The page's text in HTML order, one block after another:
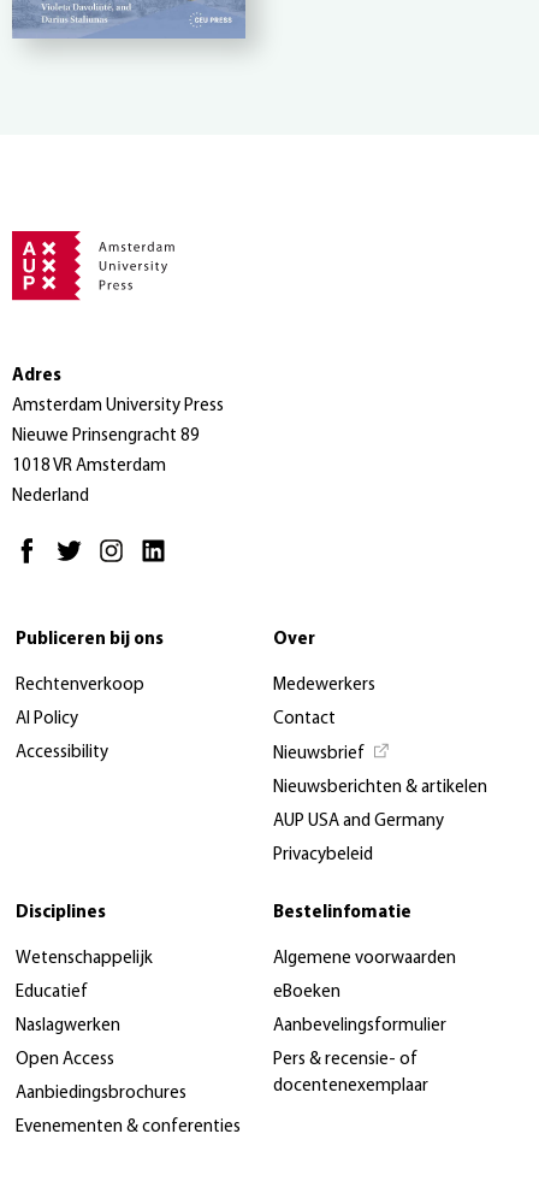
Adres
Amsterdam University Press
Nieuwe Prinsengracht 89
1018 VR Amsterdam
Nederland
Publiceren bij ons
Rechtenverkoop
AI Policy
Accessibility
Over
Medewerkers
Contact
Nieuwsbrief
Nieuwsberichten & artikelen
AUP USA and Germany
Privacybeleid
Disciplines
Wetenschappelijk
Educatief
Naslagwerken
Open Access
Aanbiedingsbrochures
Evenementen & conferenties
Bestelinfomatie
Algemene voorwaarden
eBoeken
Aanbevelingsformulier
Pers & recensie- of
docentenexemplaar